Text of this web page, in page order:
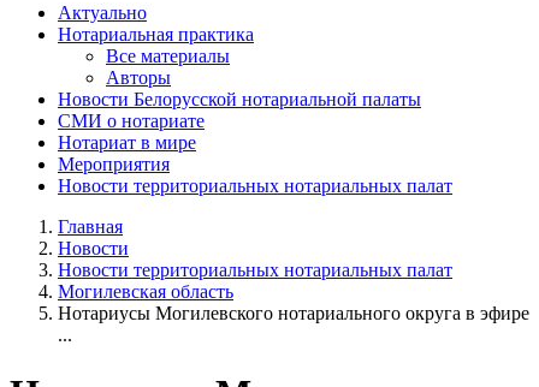
Актуально
Нотариальная практика
Все материалы
Авторы
Новости Белорусской нотариальной палаты
СМИ о нотариате
Нотариат в мире
Мероприятия
Новости территориальных нотариальных палат
Главная
Новости
Новости территориальных нотариальных палат
Могилевская область
Нотариусы Могилевского нотариального округа в эфире
...